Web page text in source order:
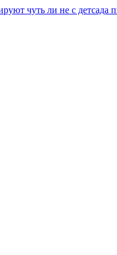
чуть ли не с детсада